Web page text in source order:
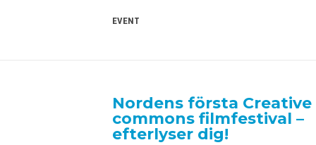
EVENT
Nordens första Creative
commons filmfestival –
efterlyser dig!